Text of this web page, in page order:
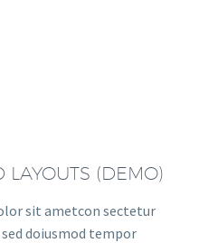
LAYOUTS (DEMO)
sit ametcon sectetur
doiusmod tempor